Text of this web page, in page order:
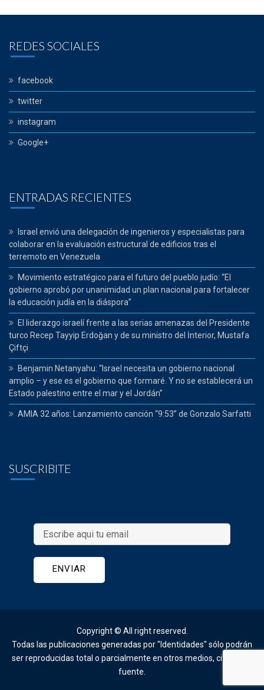
REDES SOCIALES
facebook
twitter
instagram
Google+
ENTRADAS RECIENTES
Israel envió una delegación de ingenieros y especialistas para
colaborar en la evaluación estructural de edificios tras el
terremoto en Venezuela
Movimiento estratégico para el futuro del pueblo judío: “El
gobierno aprobó por unanimidad un plan nacional para fortalecer
la educación judía en la diáspora”
El liderazgo israelí frente a las serias amenazas del Presidente
turco Recep Tayyip Erdoğan y de su ministro del İnterior, Mustafa
Çiftçi
Benjamin Netanyahu: “Israel necesita un gobierno nacional
amplio – y ese es el gobierno que formaré. Y no se establecerá un
Estado palestino entre el mar y el Jordán”
AMIA 32 años: Lanzamiento canción “9:53” de Gonzalo Sarfatti
SUSCRIBITE
Copyright © All right reserved.
Todas las publicaciones generadas por "Identidades" sólo podrán
ser reproducidas total o parcialmente en otros medios, citando la
fuente.